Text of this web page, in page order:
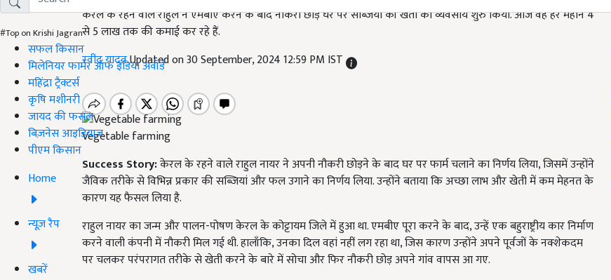
#Top on Krishi Jagran
सफल किसान
मिलेनियर फार्मर ऑफ इंडिया अवॉर्ड
महिंद्रा ट्रैक्टर्स
कृषि मशीनरी
जायद की फसल
बिज़नेस आइडियाज
पीएम किसान
Home
न्यूज़ रैप
खबरें
केरल के रहने वाले राहुल ने एमबीए करने के बाद नौकरी छोड़ घर पर सब्जियों की खेती का व्यवसाय शुरु किया. आज वह हर महीने 4
से 5 लाख तक की कमाई कर रहे हैं.
रवींद्र यादवUpdated on 30 September, 2024 12:59 PM IST
Vegetable farming
Success Story:केरल के रहने वाले राहुल नायर ने अपनी नौकरी छोड़ने के बाद घर पर फार्म चलाने का निर्णय लिया, जिसमें उन्होंने
जैविक तरीके से विभिन्न प्रकार की सब्जियां और फल उगाने का निर्णय लिया. उन्होंने बताया कि अच्छा लाभ और खेती में कम मेहनत के
कारण यह फैसल लिया है.
राहुल नायर का जन्म और पालन-पोषण केरल के कोट्टायम जिले में हुआ था. एमबीए पूरा करने के बाद, उन्हें एक बहुराष्ट्रीय कार निर्माण
करने वाली कंपनी में नौकरी मिल गई थी. हालाँकि, उनका दिल वहां नहीं लग रहा था, जिस कारण उन्होंने अपने पूर्वजों के नक्शेकदम
पर चलकर परंपरागत तरीके से खेती करने के बारे में सोचा और फिर नौकरी छोड़ अपने गांव वापस आ गए.